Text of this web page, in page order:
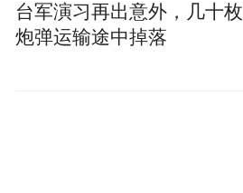
台军演习再出意外，几十枚
炮弹运输途中掉落